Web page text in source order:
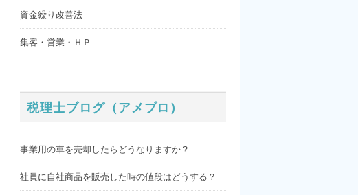
資金繰り改善法
集客・営業・ＨＰ
税理士ブログ（アメブロ）
事業用の車を売却したらどうなりますか？
社員に自社商品を販売した時の値段はどうする？